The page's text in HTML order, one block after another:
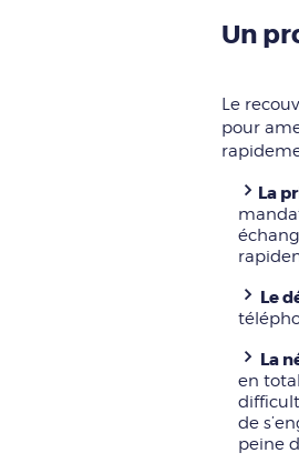
Un
Le
pour
La
Le
La
en
de
peine